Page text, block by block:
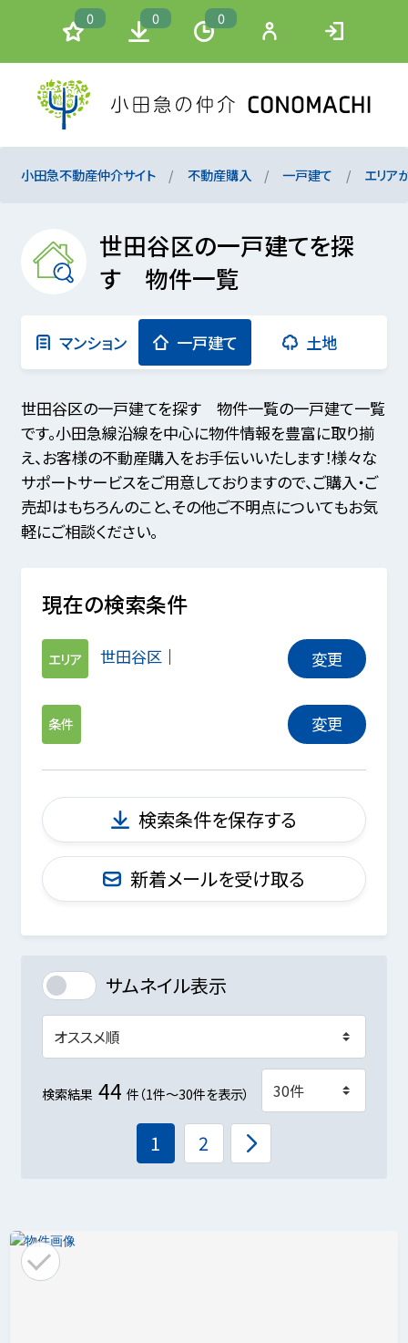
0 0 0
小田急不動産仲介サイト 不動産購入 一戸建て エリア
世田谷区の一戸建てを探
す 物件一覧
マンション 一戸建て 土地
世田谷区の一戸建てを探す 物件一覧の一戸建て一覧
です。小田急線沿線を中心に物件情報を豊富に取り揃
え、お客様の不動産購入をお手伝いいたします！様々な
サポートサービスをご用意しておりますので、ご購入・ご
売却はもちろんのこと、その他ご不明点についてもお気
軽にご相談ください。
現在の検索条件
エリア 世田谷区 変更
条件 変更
検索条件を保存する
新着メールを受け取る
サムネイル表示
検索結果 44 件（1件～30件を表示）
1 2